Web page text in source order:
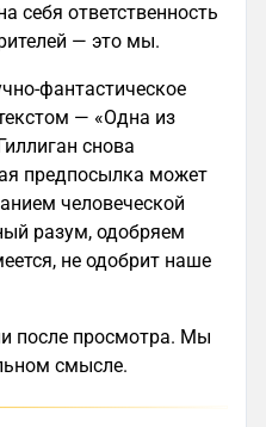
себя ответственность
— это мы.
фантастическое
— «Одна из
снова
предпосылка может
человеческой
разум, одобряем
не одобрит наше
после просмотра. Мы
смысле.